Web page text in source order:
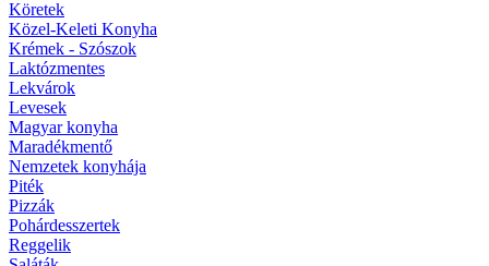
Köretek
Közel-Keleti Konyha
Krémek - Szószok
Laktózmentes
Lekvárok
Levesek
Magyar konyha
Maradékmentő
Nemzetek konyhája
Piték
Pizzák
Pohárdesszertek
Reggelik